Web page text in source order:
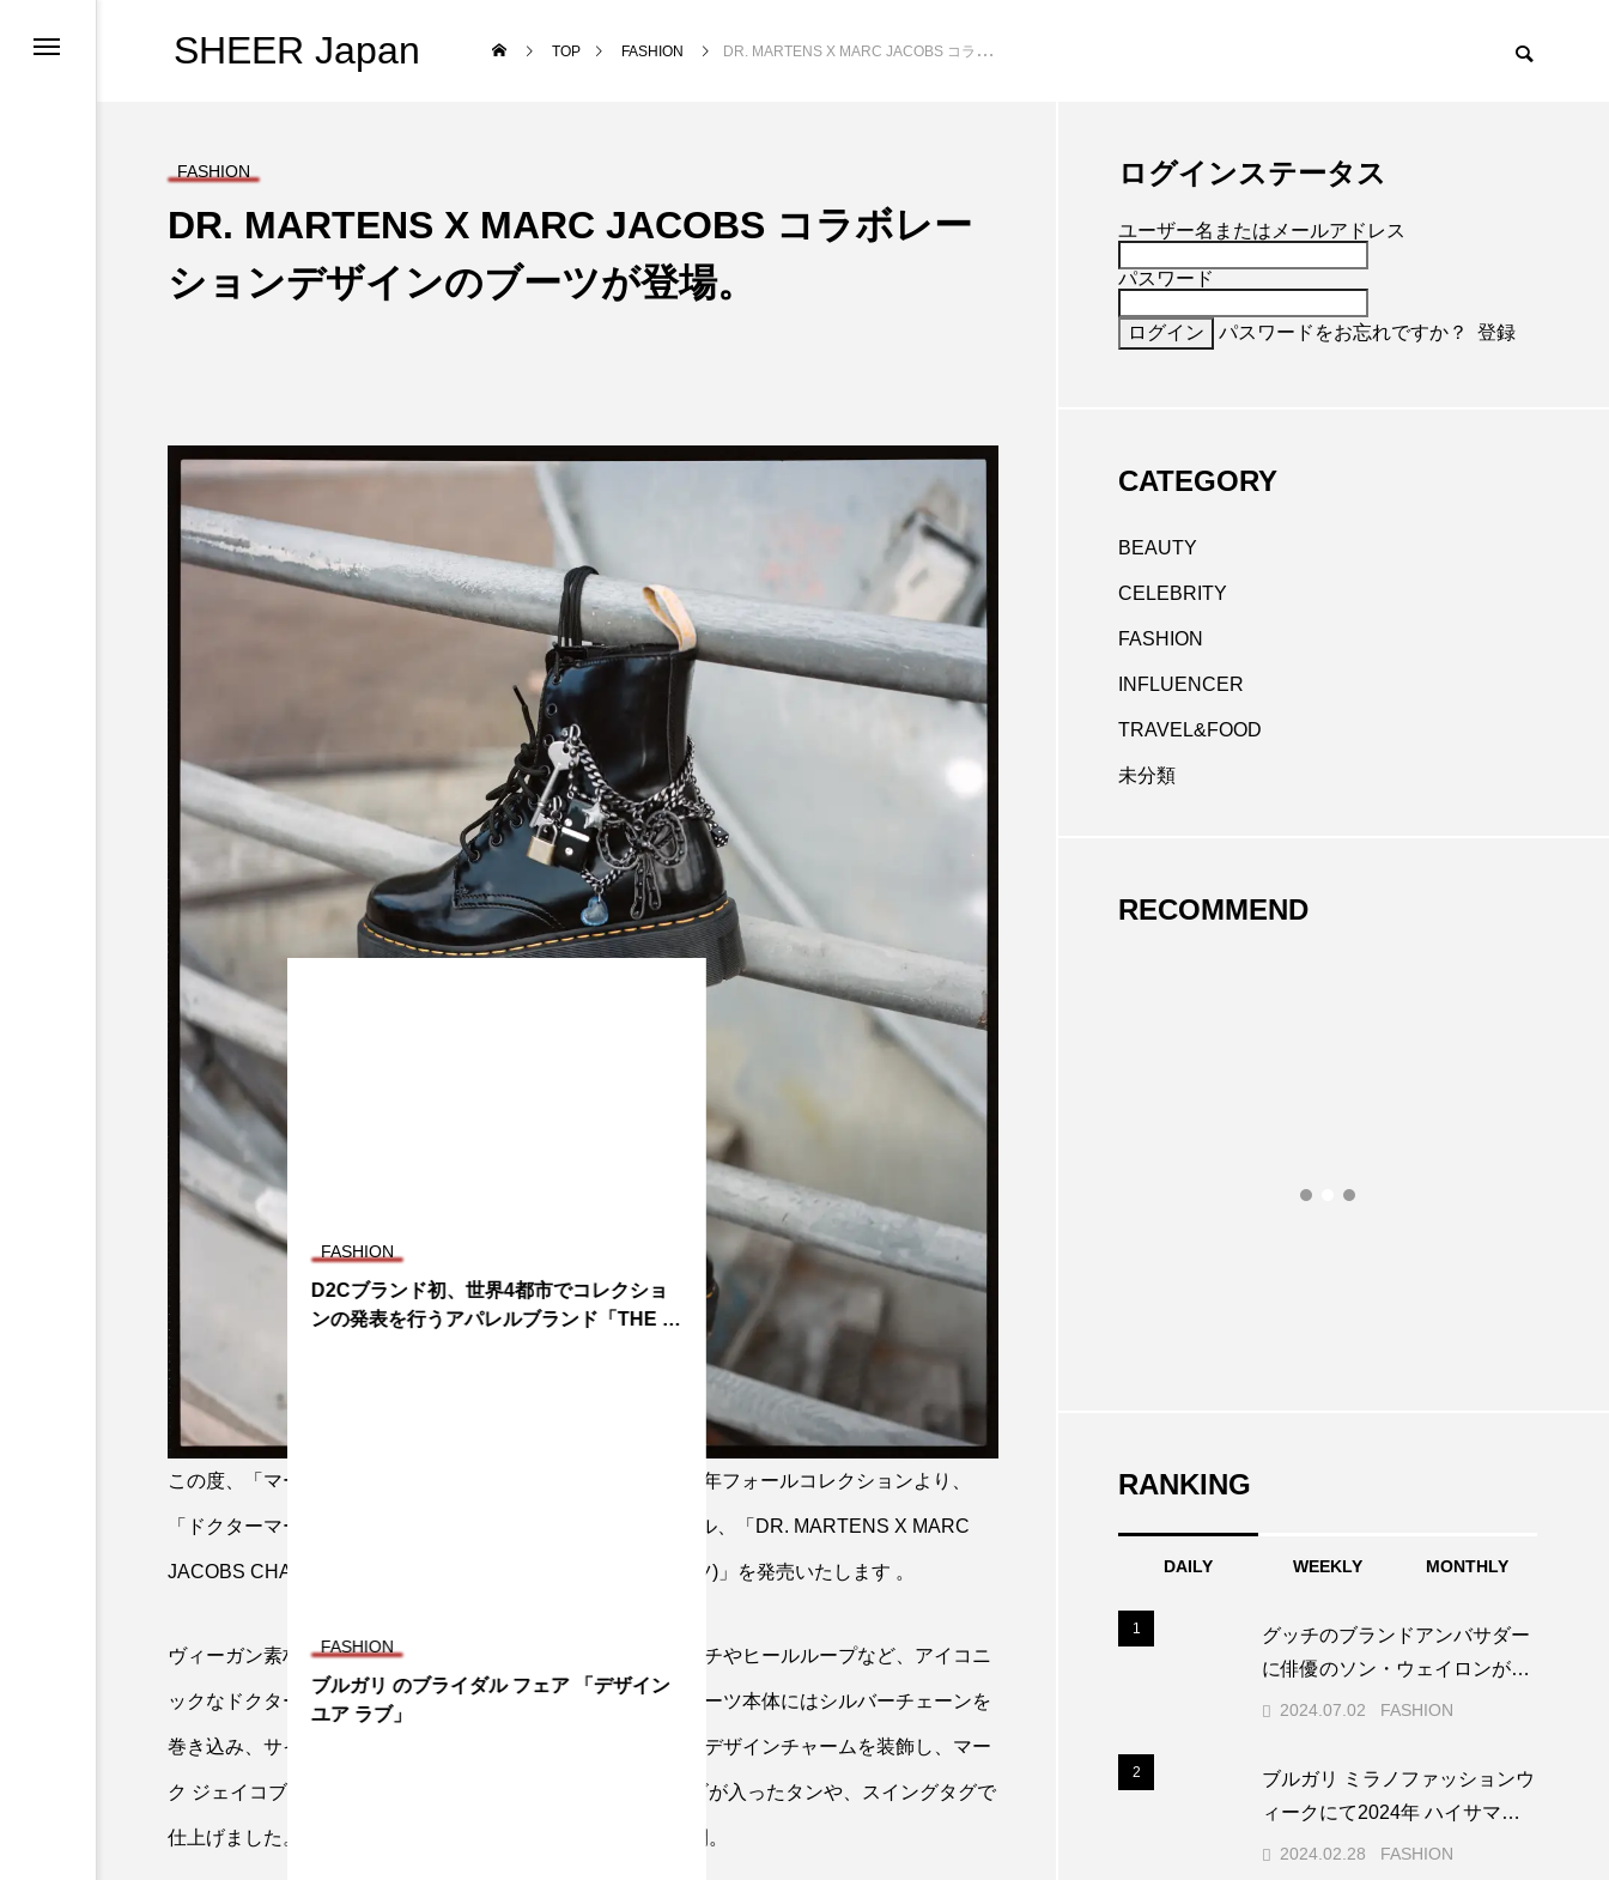
SHEER Japan TOP FASHION DR. MARTENS X MARC JACOBS コラボレーションデザインのブーツが登場。
FASHION
DR. MARTENS X MARC JACOBS コラボレー
ションデザインのブーツが登場。
この度、「マーク ジェイコブス (MARC JACOBS)」は、 2023年フォールコレクションより、
「ドクターマーチン(Dr. Martens)」とのコラボレーションモデル、「DR. MARTENS X MARC
JACOBS CHARM BOOT(DR. MARTENS X MJ チャーム ブーツ)」を発売いたします 。
ヴィーガン素材の艶やかなアッパーにイエローウェルトステッチやヒールループなど、アイコニ
ックなドクターマーチンのシグネチャーをあしらいながら、ブーツ本体にはシルバーチェーンを
巻き込み、サイコロや南京錠、ハートや鍵など、遊び心溢れるデザインチャームを装飾し、マー
ク ジェイコブスらしいエッセンスをプラス。両ブランドのロゴが入ったタンや、スイングタグで
仕上げました。カラーはブラック、サイズは36から41まで展開。
ログインステータス
ユーザー名またはメールアドレス
パスワード
パスワードをお忘れですか？ 登録
CATEGORY
BEAUTY
CELEBRITY
FASHION
INFLUENCER
TRAVEL&FOOD
未分類
RECOMMEND
FASHION
D2Cブランド初、世界4都市でコレクショ
ンの発表を行うアパレルブランド「THE T
FASHION
ブルガリ のブライダル フェア 「デザイン
ユア ラブ」
RANKING
DAILY WEEKLY MONTHLY
1
グッチのブランドアンバサダー
に俳優のソン・ウェイロンが就
任 2024.07.02 FASHION
2
ブルガリ ミラノファッションウ
ィークにて2024年 ハイサマー
アクセサリー コレクションを発
2024.02.28 FASHION